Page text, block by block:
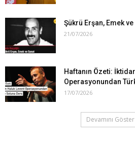
Şükrü Erşan, Emek
21/07/2026
Haftanın Özeti:
Operasyonundan
17/07/2026
Devamını Göster